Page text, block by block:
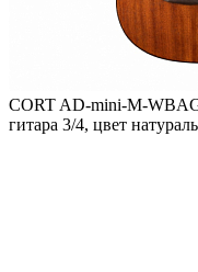
CORT AD-mini-M-
гитара 3/4, цвет